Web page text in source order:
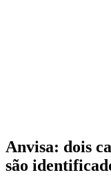
Anvisa: dois
são